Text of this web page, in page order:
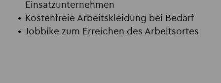
Einsatzunternehmen
Kostenfreie Arbeitskleidung bei Bedarf
Jobbike zum Erreichen des Arbeitsortes